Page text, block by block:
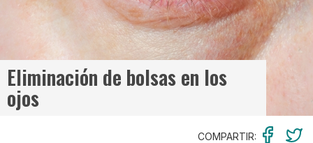
Eliminación de bolsas en los
ojos
COMPARTIR: